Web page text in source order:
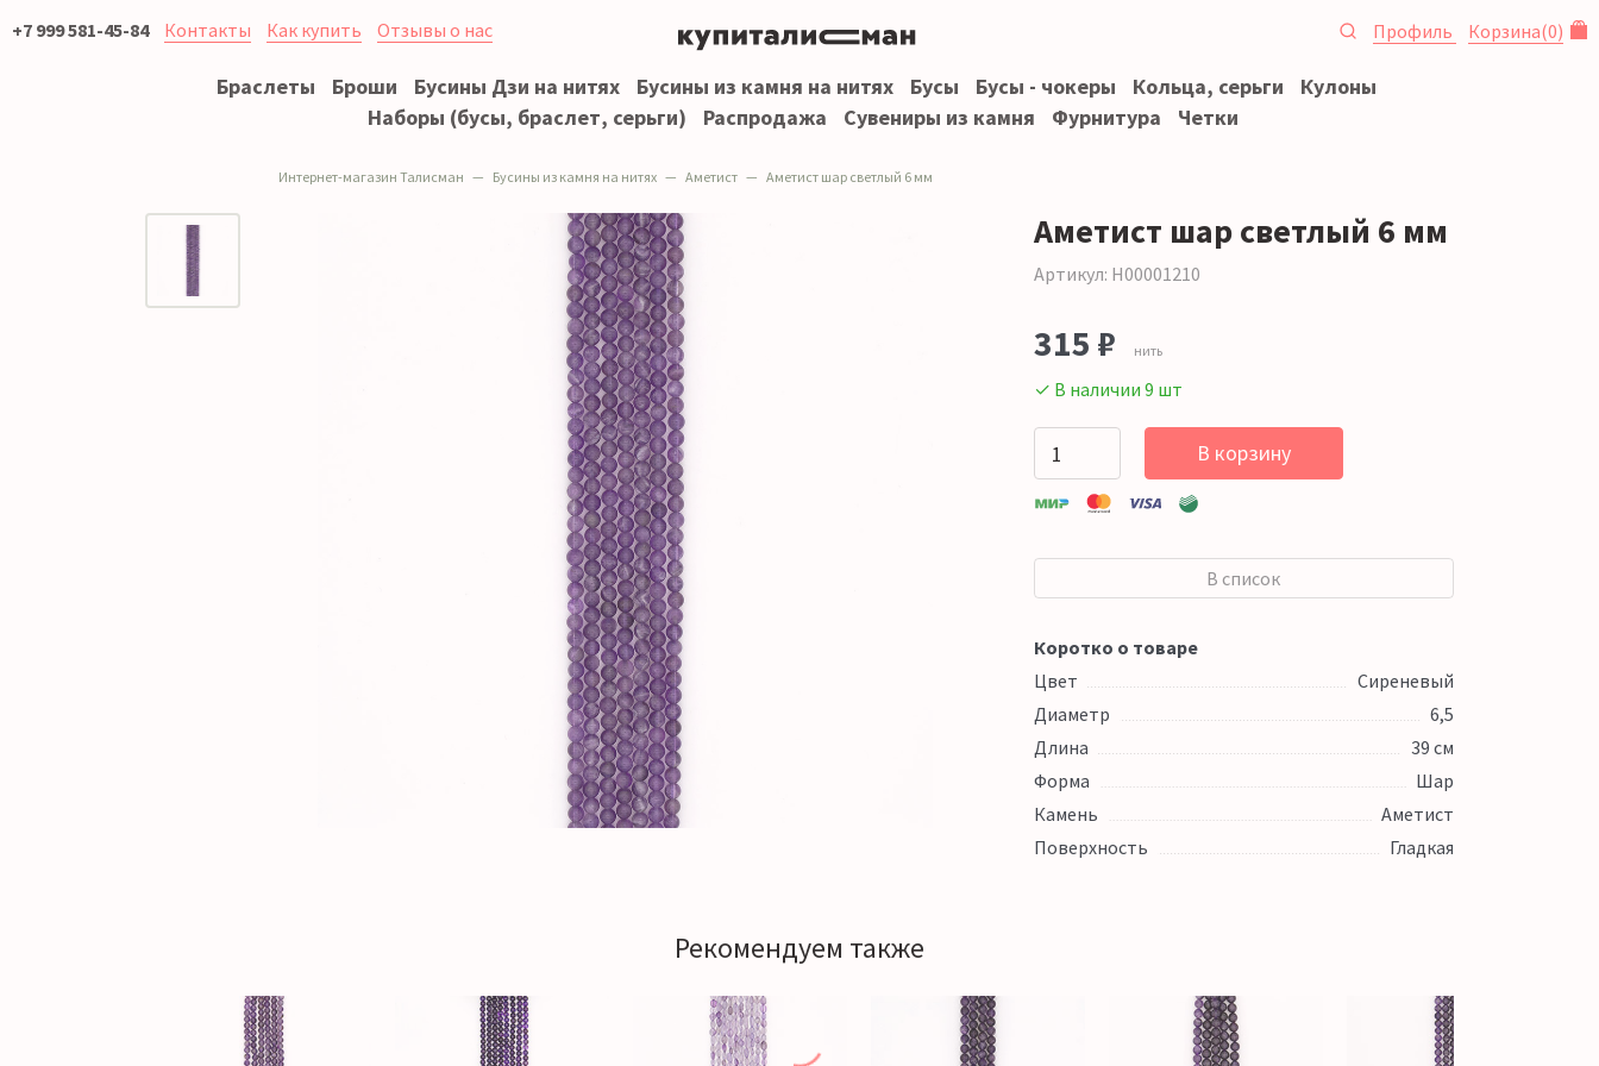
+7 999 581-45-84 Контакты Как купить Отзывы о нас Профиль Корзина(0)
Браслеты Броши Бусины Дзи на нитях Бусины из камня на нитях Бусы Бусы - чокеры Кольца, серьги
Кулоны
Наборы (бусы, браслет, серьги)
Распродажа Сувениры из камня Фурнитура Четки
Интернет-магазин Талисман Бусины из камня на нитях Аметист Аметист шар светлый 6 мм
Аметист шар светлый 6 мм
Артикул: Н00001210
315 ₽ нить
✓ В наличии 9 шт
В корзину
В список
Коротко о товаре
Цвет
Сиреневый
Диаметр
6,5
Длина
39 см
Форма
Шар
Камень
Аметист
Поверхность
Гладкая
Рекомендуем также